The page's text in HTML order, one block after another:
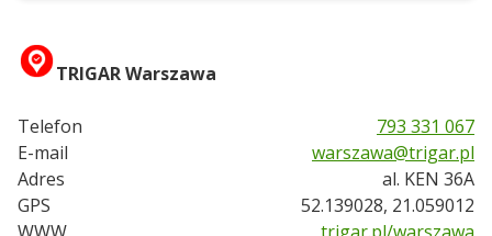
TRIGAR Warszawa
Telefon
793 331 067
E-mail
warszawa@trigar.pl
Adres
al. KEN 36A
GPS
52.139028, 21.059012
WWW
trigar.pl/warszawa